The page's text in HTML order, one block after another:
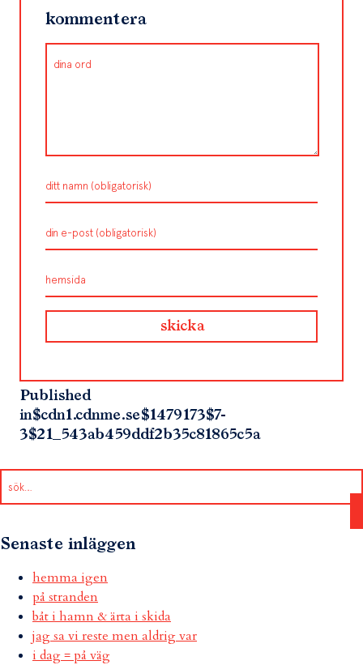
kommentera
Published
in$cdn1.cdnme.se$1479173$7-
3$21_543ab459ddf2b35c81865c5a
Senaste inläggen
hemma igen
på stranden
båt i hamn & ärta i skida
jag sa vi reste men aldrig var
i dag = på väg